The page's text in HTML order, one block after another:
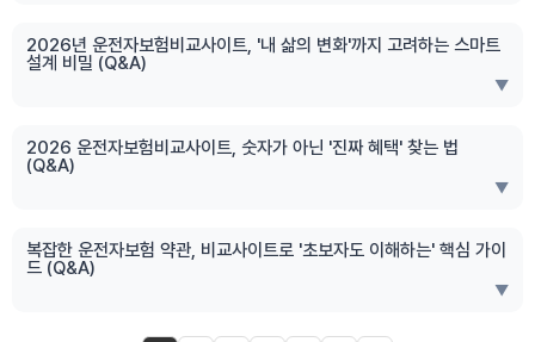
2026년 운전자보험비교사이트, '내 삶의 변화'까지 고려하는 스마트
설계 비밀 (Q&A)
▼
2026 운전자보험비교사이트, 숫자가 아닌 '진짜 혜택' 찾는 법
(Q&A)
▼
복잡한 운전자보험 약관, 비교사이트로 '초보자도 이해하는' 핵심 가이
드 (Q&A)
▼